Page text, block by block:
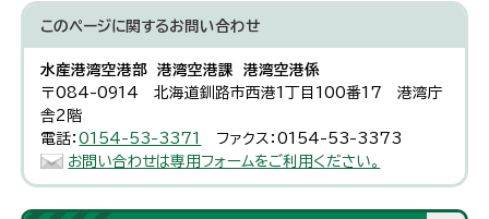
このページに関するお問い合わせ
水産港湾空港部 港湾空港課 港湾空港係
〒084-0914 北海道釧路市西港1丁目100番17 港湾庁
舎2階
電話：0154-53-3371
ファクス：0154-53-3373
お問い合わせは専用フォームをご利用ください。